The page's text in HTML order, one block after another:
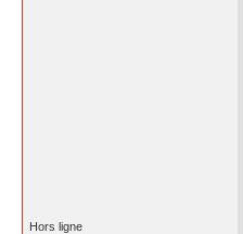
Hors ligne